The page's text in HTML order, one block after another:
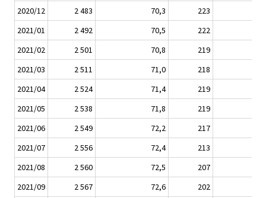
2020/12
2 483 70,3 223
2021/01
2 492 70,5 222
2021/02
2 501 70,8 219
2021/03
2 511 71,0 218
2021/04
2 524 71,4 219
2021/05
2 538 71,8 219
2021/06
2 549 72,2 217
2021/07
2 556 72,4 213
2021/08
2 560 72,5 207
2021/09
2 567 72,6 202